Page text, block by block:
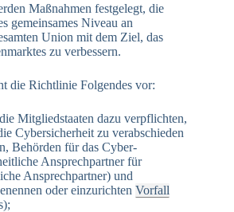
Maßnahmen festgelegt, die
gemeinsames Niveau an
Union mit dem Ziel, das
zu verbessern.
die Richtlinie Folgendes vor:
Mitgliedstaaten dazu verpflichten,
Cybersicherheit zu verabschieden
Behörden für das Cyber-
Ansprechpartner für
Ansprechpartner) und
oder einzurichten Vorfall